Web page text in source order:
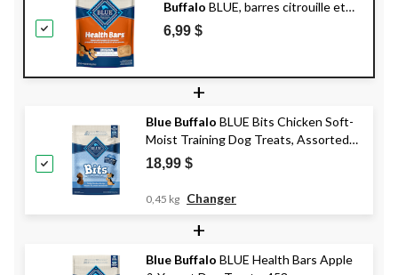
Buffalo BLUE, barres citrouille et
cannelle, 453 g
6,99 $
+
Blue Buffalo BLUE Bits Chicken Soft-
Moist Training Dog Treats, Assorted
Sizes
18,99 $
0,45 kg Changer
+
Blue Buffalo BLUE Health Bars Apple